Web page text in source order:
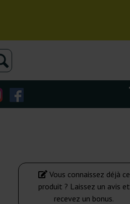
Vous connaissez déjà ce
produit ? Laissez un avis et
recevez un bonus.